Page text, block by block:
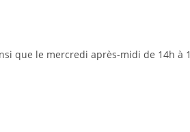
que le mercredi après-midi de 14h à